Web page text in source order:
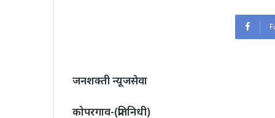
जनशक्ती न्यूजसेवा
कोपरगाव-(प्रतिनिधी)